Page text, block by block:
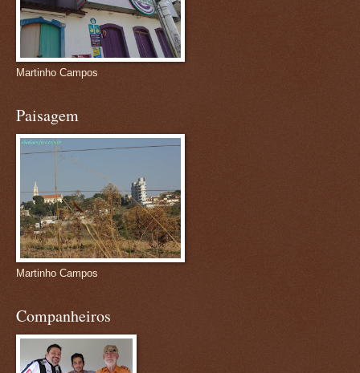
Martinho Campos
Paisagem
Martinho Campos
Companheiros